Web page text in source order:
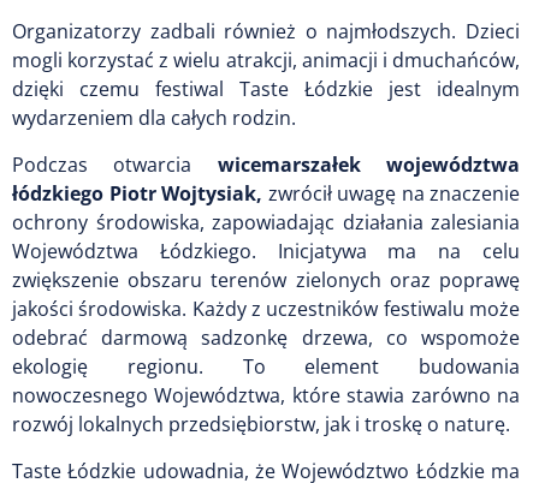
Organizatorzy zadbali również o najmłodszych. Dzieci
mogli korzystać z wielu atrakcji, animacji i dmuchańców,
dzięki czemu festiwal Taste Łódzkie jest idealnym
wydarzeniem dla całych rodzin.
Podczas otwarcia wicemarszałek województwa
łódzkiego Piotr Wojtysiak, zwrócił uwagę na znaczenie
ochrony środowiska, zapowiadając działania zalesiania
Województwa Łódzkiego. Inicjatywa ma na celu
zwiększenie obszaru terenów zielonych oraz poprawę
jakości środowiska. Każdy z uczestników festiwalu może
odebrać darmową sadzonkę drzewa, co wspomoże
ekologię regionu. To element budowania
nowoczesnego Województwa, które stawia zarówno na
rozwój lokalnych przedsiębiorstw, jak i troskę o naturę.
Taste Łódzkie udowadnia, że Województwo Łódzkie ma